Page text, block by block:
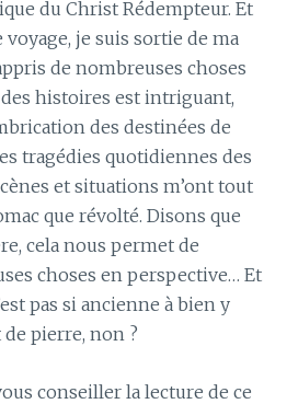
du Christ Rédempteur. Et
voyage, je suis sortie de ma
de nombreuses choses
histoires est intriguant,
des destinées de
tragédies quotidiennes des
et situations m’ont tout
que révolté. Disons que
cela nous permet de
choses en perspective… Et
pas si ancienne à bien y
de pierre, non ?
conseiller la lecture de ce